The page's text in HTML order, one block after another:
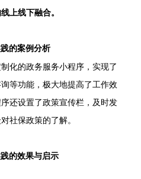
上线下融合。
的案例分析
化的政务服务小程序，实现了
等功能，极大地提高了工作效
还设置了政策宣传栏，及时发
社保政策的了解。
的效果与启示